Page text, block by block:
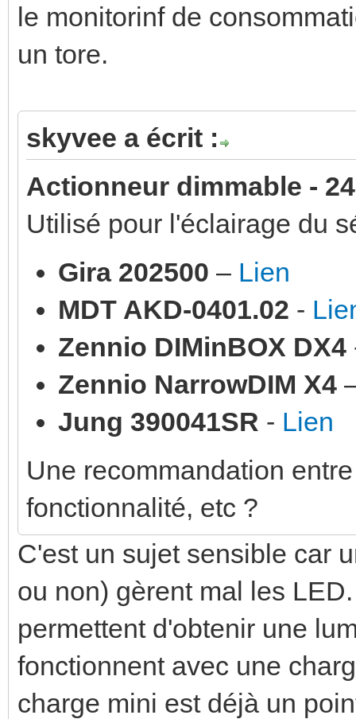
le monitorinf de
un tore.
skyvee a écrit :
Actionneur dimmable -
Utilisé pour l'éclairage du
Gira 202500 – Lien
MDT AKD-0401.02 -
Zennio DIMinBOX DX4
Zennio NarrowDIM X4
Jung 390041SR - Lien
Une recommandation
fonctionnalité, etc ?
C'est un sujet sensible car
ou non) gèrent mal les
permettent d'obtenir une
fonctionnent avec une
charge mini est déjà un